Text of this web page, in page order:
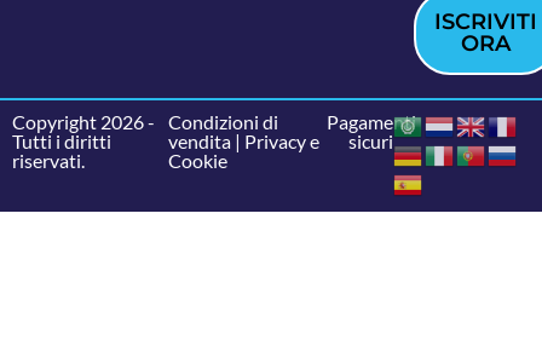
ISCRIVITI
ORA
Copyright 2026 -
Tutti i diritti
riservati.
Condizioni di
vendita| Privacy e
Cookie
Pagamenti
sicuri